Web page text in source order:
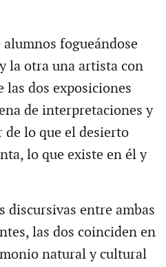
fogueándose
la otra una artista con
dos exposiciones
de interpretaciones y
de lo que el desierto
lo que existe en él y
discursivas entre ambas
las dos coinciden en
natural y cultural